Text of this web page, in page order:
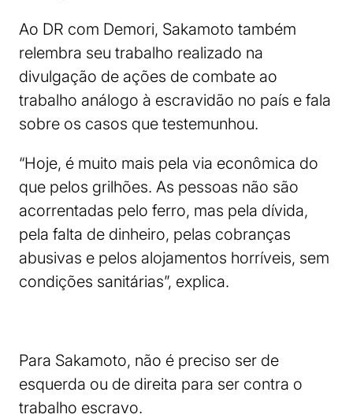
Ao DR com Demori, Sakamoto também
relembra seu trabalho realizado na
divulgação de ações de combate ao
trabalho análogo à escravidão no país e fala
sobre os casos que testemunhou.
“Hoje, é muito mais pela via econômica do
que pelos grilhões. As pessoas não são
acorrentadas pelo ferro, mas pela dívida,
pela falta de dinheiro, pelas cobranças
abusivas e pelos alojamentos horríveis, sem
condições sanitárias”, explica.
Para Sakamoto, não é preciso ser de
esquerda ou de direita para ser contra o
trabalho escravo.